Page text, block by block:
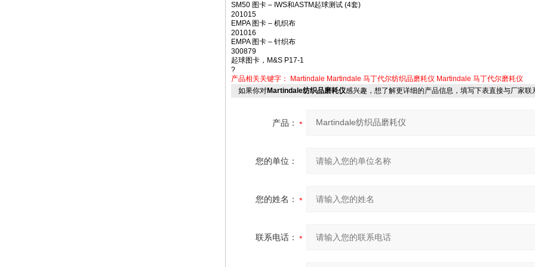
SM50 图卡 – IWS和ASTM起球测试 (4套)
201015
EMPA 图卡 – 机织布
201016
EMPA 图卡 – 针织布
300879
起球图卡，M&S P17-1
?
产品相关关键字：
Martindale Martindale 马丁代尔纺织品磨耗仪 Martindale 马丁代尔磨耗仪
如果你对Martindale纺织品磨耗仪感兴趣，想了解更详细的产品信息，填写下表直接与厂家联
产品：
您的单位：
您的姓名：
联系电话：